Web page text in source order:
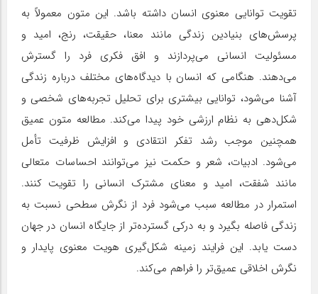
تقویت توانایی معنوی انسان داشته باشد. این متون معمولاً به
پرسش‌های بنیادین زندگی مانند معنا، حقیقت، رنج، امید و
مسئولیت انسانی می‌پردازند و افق فکری فرد را گسترش
می‌دهند. هنگامی که انسان با دیدگاه‌های مختلف درباره زندگی
آشنا می‌شود، توانایی بیشتری برای تحلیل تجربه‌های شخصی و
شکل‌دهی به نظام ارزشی خود پیدا می‌کند. مطالعه متون عمیق
همچنین موجب رشد تفکر انتقادی و افزایش ظرفیت تأمل
می‌شود. ادبیات، شعر و حکمت نیز می‌توانند احساسات متعالی
مانند شفقت، امید و معنای مشترک انسانی را تقویت کنند.
استمرار در مطالعه سبب می‌شود فرد از نگرش سطحی نسبت به
زندگی فاصله بگیرد و به درکی گسترده‌تر از جایگاه انسان در جهان
دست یابد. این فرایند زمینه شکل‌گیری هویت معنوی پایدار و
نگرش اخلاقی عمیق‌تر را فراهم می‌کند.